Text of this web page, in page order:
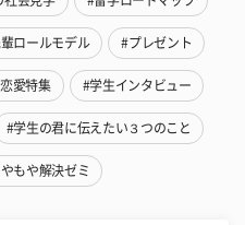
ロールモデル #プレゼント
愛特集 #学生インタビュー
#学生の君に伝えたい３つのこと
もや解決ゼミ